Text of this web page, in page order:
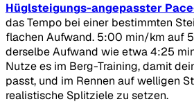
Hüglsteigungs-angepasster
das Tempo bei einer bestimmten
flachen Aufwand. 5:00 min/km auf
derselbe Aufwand wie etwa 4:25
Nutze es im Berg-Training, damit
passt, und im Rennen auf welligen
realistische Splitziele zu setzen.